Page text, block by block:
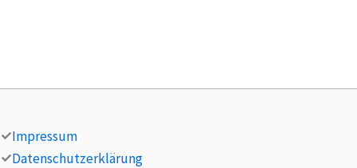
Impressum
Datenschutzerklärung